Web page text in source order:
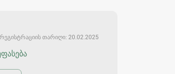
თარიღი: 20.02.2025